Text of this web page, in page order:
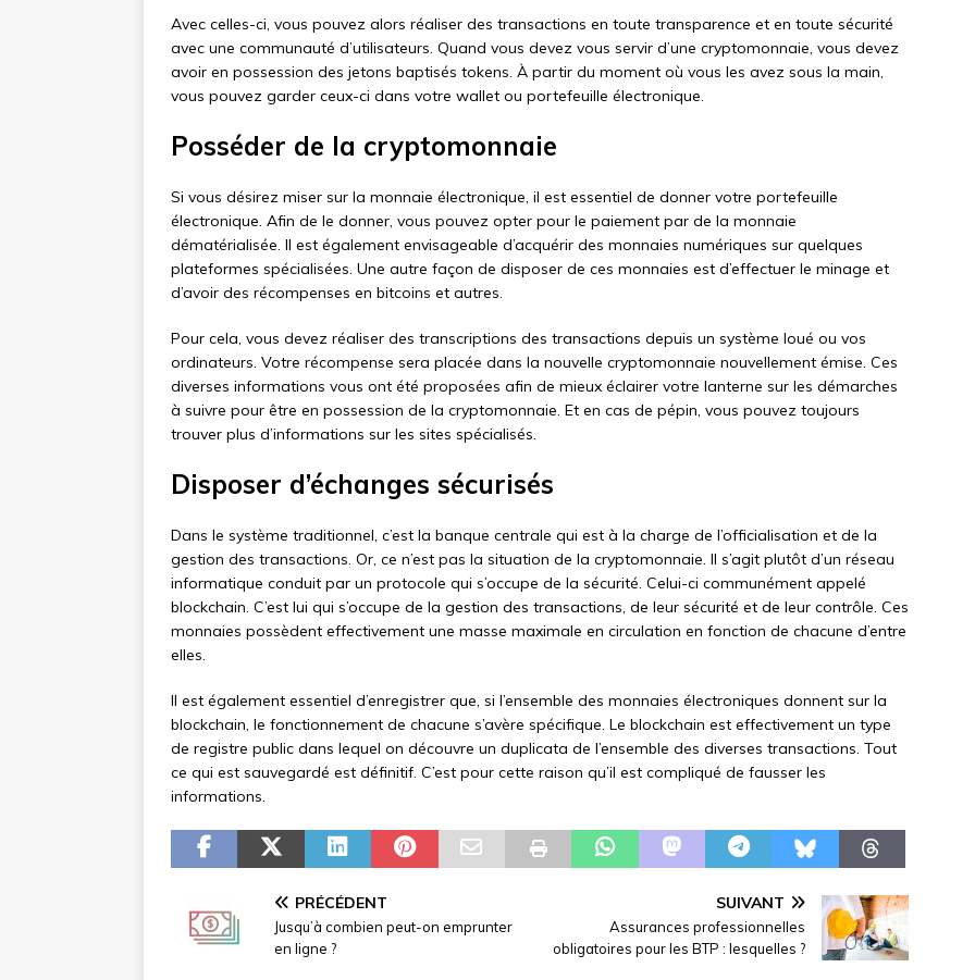
Avec celles-ci, vous pouvez alors réaliser des transactions en toute transparence et en toute sécurité
avec une communauté d’utilisateurs. Quand vous devez vous servir d’une cryptomonnaie, vous devez
avoir en possession des jetons baptisés tokens. À partir du moment où vous les avez sous la main,
vous pouvez garder ceux-ci dans votre wallet ou portefeuille électronique.
Posséder de la cryptomonnaie
Si vous désirez miser sur la monnaie électronique, il est essentiel de donner votre portefeuille
électronique. Afin de le donner, vous pouvez opter pour le paiement par de la monnaie
dématérialisée. Il est également envisageable d’acquérir des monnaies numériques sur quelques
plateformes spécialisées. Une autre façon de disposer de ces monnaies est d’effectuer le minage et
d’avoir des récompenses en bitcoins et autres.
Pour cela, vous devez réaliser des transcriptions des transactions depuis un système loué ou vos
ordinateurs. Votre récompense sera placée dans la nouvelle cryptomonnaie nouvellement émise. Ces
diverses informations vous ont été proposées afin de mieux éclairer votre lanterne sur les démarches
à suivre pour être en possession de la cryptomonnaie. Et en cas de pépin, vous pouvez toujours
trouver plus d’informations sur les sites spécialisés.
Disposer d’échanges sécurisés
Dans le système traditionnel, c’est la banque centrale qui est à la charge de l’officialisation et de la
gestion des transactions. Or, ce n’est pas la situation de la cryptomonnaie. Il s’agit plutôt d’un réseau
informatique conduit par un protocole qui s’occupe de la sécurité. Celui-ci communément appelé
blockchain. C’est lui qui s’occupe de la gestion des transactions, de leur sécurité et de leur contrôle. Ces
monnaies possèdent effectivement une masse maximale en circulation en fonction de chacune d’entre
elles.
Il est également essentiel d’enregistrer que, si l’ensemble des monnaies électroniques donnent sur la
blockchain, le fonctionnement de chacune s’avère spécifique. Le blockchain est effectivement un type
de registre public dans lequel on découvre un duplicata de l’ensemble des diverses transactions. Tout
ce qui est sauvegardé est définitif. C’est pour cette raison qu’il est compliqué de fausser les
informations.
PRÉCÉDENT
Jusqu’à combien peut-on emprunter
en ligne ?
SUIVANT
Assurances professionnelles
obligatoires pour les BTP : lesquelles ?